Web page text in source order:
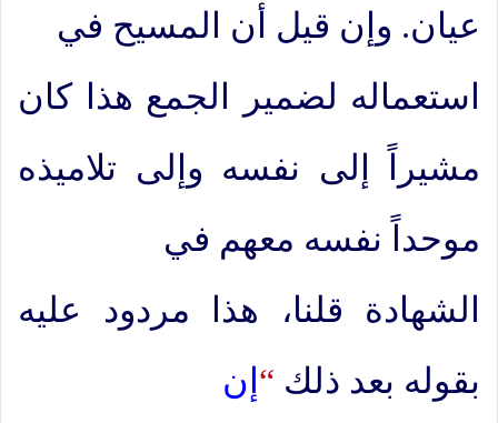
عيان. وإن قيل أن المسيح في
استعماله لضمير الجمع هذا كان
مشيراً إلى نفسه وإلى تلاميذه
موحداً نفسه معهم في
الشهادة قلنا، هذا مردود عليه
بقوله بعد ذلك “ إن